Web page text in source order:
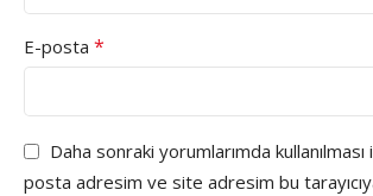
E-posta *
Daha sonraki yorumlarımda kullanılması
posta adresim ve site adresim bu